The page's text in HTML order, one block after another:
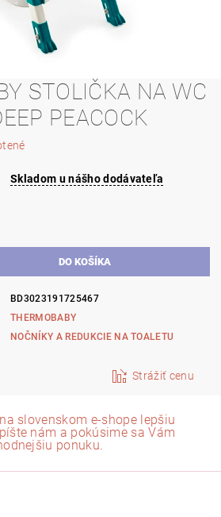
STOLIČKA NA WC
PEACOCK
Skladom u nášho dodávateľa
BD3023191725467
THERMOBABY
NOČNÍKY A REDUKCIE NA TOALETU
Strážiť cenu
slovenskom e-shope lepšiu
nám a pokúsime sa Vám
ponuku.